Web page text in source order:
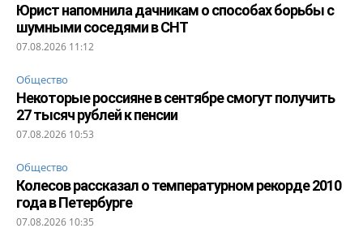
Юрист напомнила дачникам о способах борьбы с
шумными соседями в СНТ
07.08.2026 11:12
Общество
Некоторые россияне в сентябре смогут получить
27 тысяч рублей к пенсии
07.08.2026 10:53
Общество
Колесов рассказал о температурном рекорде 2010
года в Петербурге
07.08.2026 10:35